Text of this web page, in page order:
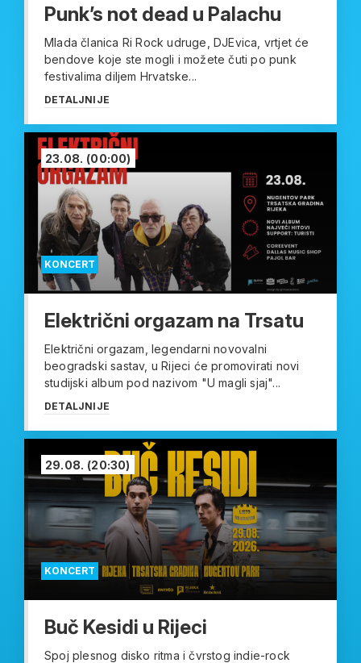
Punk’s not dead u Palachu
Mlada članica Ri Rock udruge, DJEvica, vrtjet će
bendove koje ste mogli i možete čuti po punk
festivalima diljem Hrvatske...
DETALJNIJE
KONCERT
23.08. (00:00)
Električni orgazam na Trsatu
Električni orgazam, legendarni novovalni
beogradski sastav, u Rijeci će promovirati novi
studijski album pod nazivom "U magli sjaj"...
DETALJNIJE
KONCERT
29.08. (20:30)
Buč Kesidi u Rijeci
Spoj plesnog disko ritma i čvrstog indie-rock